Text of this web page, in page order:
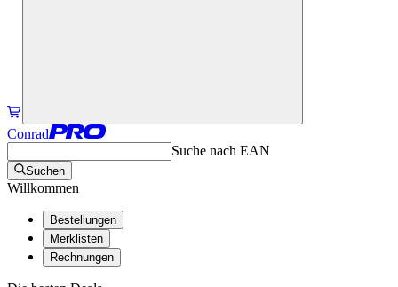
Conrad
Suche nach EAN
Suchen
Willkommen
Bestellungen
Merklisten
Rechnungen